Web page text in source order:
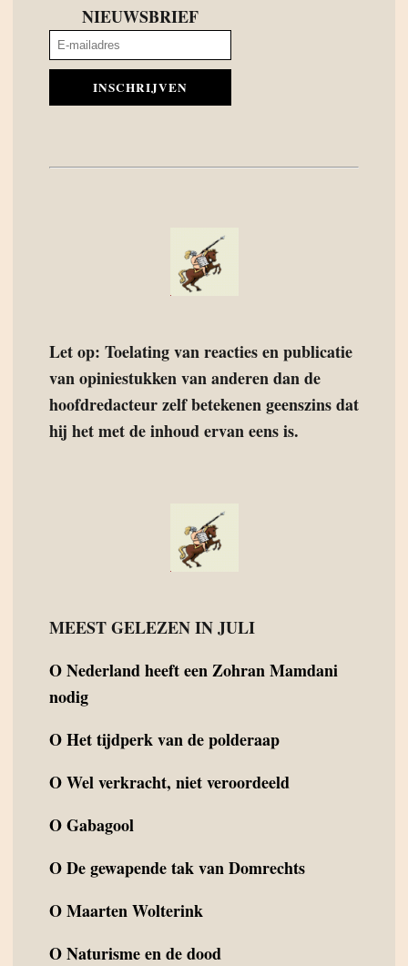
NIEUWSBRIEF
INSCHRIJVEN
Let op: Toelating van reacties en publicatie
van opiniestukken van anderen dan de
hoofdredacteur zelf betekenen geenszins dat
hij het met de inhoud ervan eens is.
MEEST GELEZEN IN JULI
ONederland heeft een Zohran Mamdani
nodig
OHet tijdperk van de polderaap
OWel verkracht, niet veroordeeld
OGabagool
ODe gewapende tak van Domrechts
OMaarten Wolterink
ONaturisme en de dood